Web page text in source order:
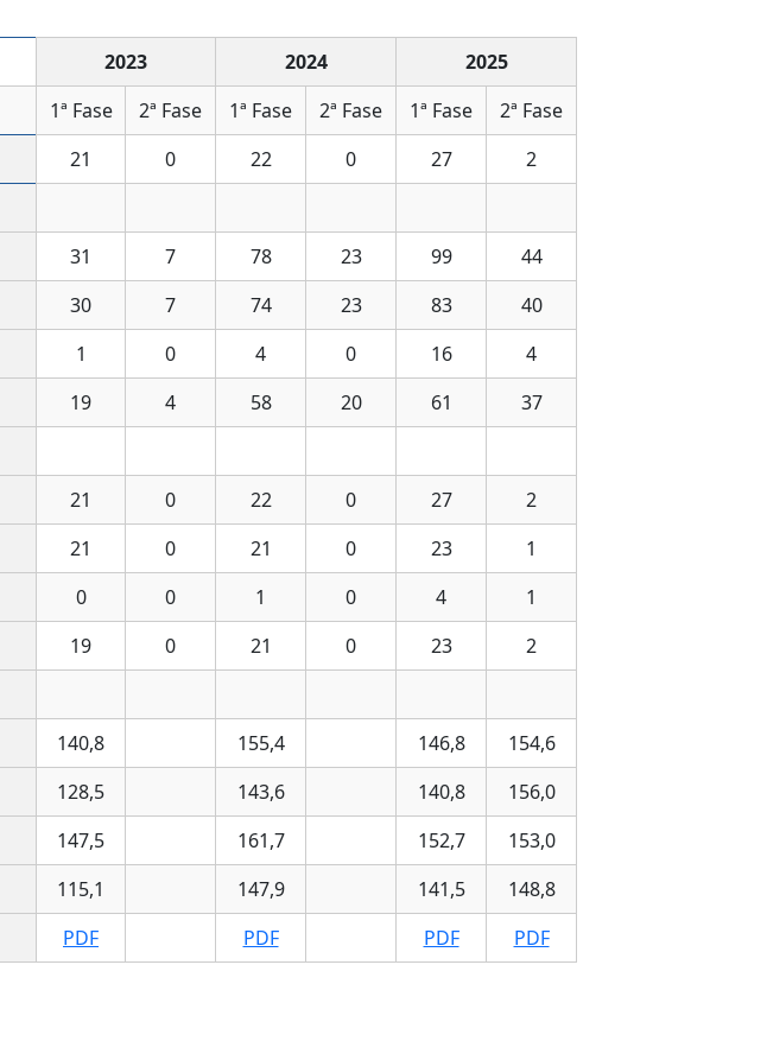
2023 2024
2025
1ª Fase
2ª Fase 1ª Fase 2ª Fase 1ª Fase
2ª Fase
21 0 22 0 27
2
31 7 78 23 99
44
30 7 74 23 83
40
1 0 4 0 16
4
19 4 58 20 61
37
21 0 22 0 27
2
21 0 21 0 23
1
0 0 1 0 4
1
19 0 21 0 23
2
140,8 155,4 146,8
154,6
128,5 143,6 140,8
156,0
147,5 161,7 152,7
153,0
115,1 147,9 141,5
148,8
PDF PDF PDF PDF